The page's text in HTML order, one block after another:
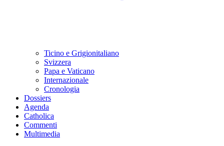
Ticino e Grigionitaliano
Svizzera
Papa e Vaticano
Internazionale
Cronologia
Dossiers
Agenda
Catholica
Commenti
Multimedia